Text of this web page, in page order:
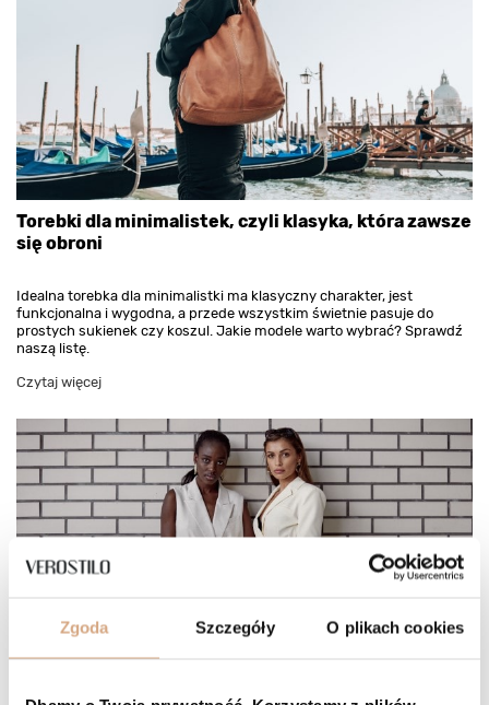
Zgoda Szczegóły O plikach cookies
Torebki dla minimalistek, czyli klasyka, która zawsze
się obroni
Idealna torebka dla minimalistki ma klasyczny charakter, jest
funkcjonalna i wygodna, a przede wszystkim świetnie pasuje do
prostych sukienek czy koszul. Jakie modele warto wybrać? Sprawdź
naszą listę.
Czytaj więcej